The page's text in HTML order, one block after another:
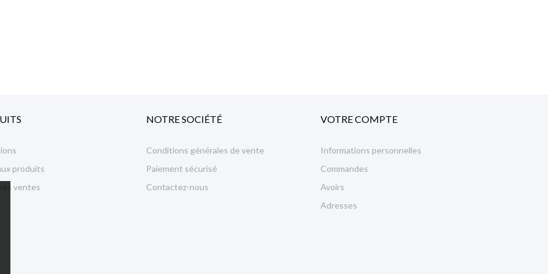
produits
ventes
NOTRE SOCIÉTÉ
Conditions générales de vente
Paiement sécurisé
Contactez-nous
VOTRE COMPTE
Informations personnelles
Commandes
Avoirs
Adresses